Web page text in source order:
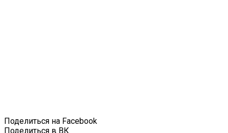
Поделиться на Facebook
Поделиться в ВК